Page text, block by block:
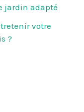
jardin adapté
votre
?